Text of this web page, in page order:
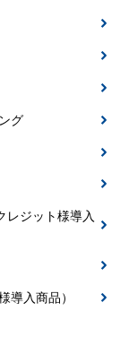
グ
レジット様導入
導入商品）